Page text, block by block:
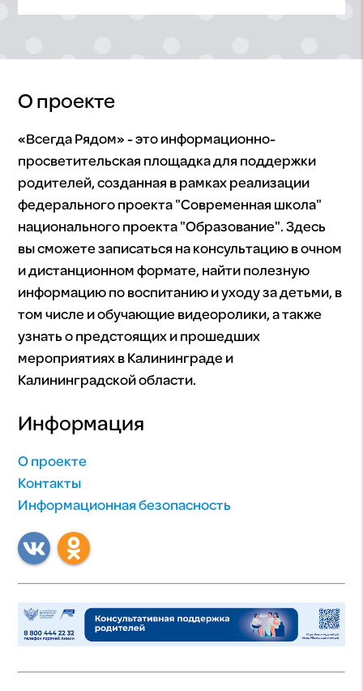
О проекте
«Всегда Рядом» - это информационно-
просветительская площадка для поддержки
родителей, созданная в рамках реализации
федерального проекта "Современная школа"
национального проекта "Образование". Здесь
вы сможете записаться на консультацию в очном
и дистанционном формате, найти полезную
информацию по воспитанию и уходу за детьми, в
том числе и обучающие видеоролики, а также
узнать о предстоящих и прошедших
мероприятиях в Калининграде и
Калининградской области.
Информация
О проекте
Контакты
Информационная безопасность